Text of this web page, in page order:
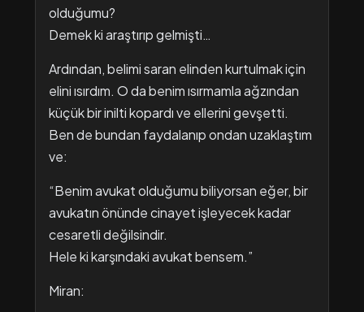
olduğumu?
Demek ki araştırıp gelmişti…
Ardından, belimi saran elinden kurtulmak için
elini ısırdım. O da benim ısırmamla ağzından
küçük bir inilti kopardı ve ellerini gevşetti.
Ben de bundan faydalanıp ondan uzaklaştım
ve:
“Benim avukat olduğumu biliyorsan eğer, bir
avukatın önünde cinayet işleyecek kadar
cesaretli değilsindir.
Hele ki karşındaki avukat bensem.”
Miran: